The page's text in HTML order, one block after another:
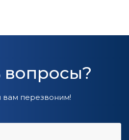
вопросы?
вам перезвоним!